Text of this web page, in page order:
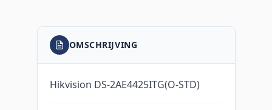
OMSCHRIJVING
Hikvision DS-2AE4425ITG(O-STD)